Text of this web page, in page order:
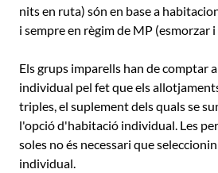
nits en ruta) són en base a
i sempre en règim de MP (esmorzar
Els grups imparells han de comptar
individual pel fet que els
triples, el suplement dels quals se
l'opció d'habitació individual. Les
soles no és necessari que
individual.